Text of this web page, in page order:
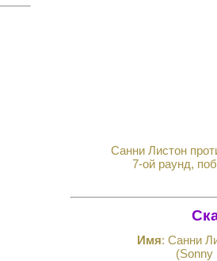
Санни Листон
7-ой раунд,
Имя: Санни
(Sonny